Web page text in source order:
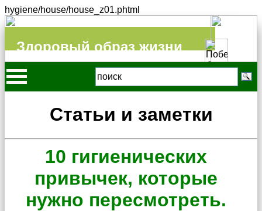
hygiene/house/house_z01.phtml
Здоровый образ жизни
Статьи и заметки
10 гигиенических
привычек, которые
нужно пересмотреть.